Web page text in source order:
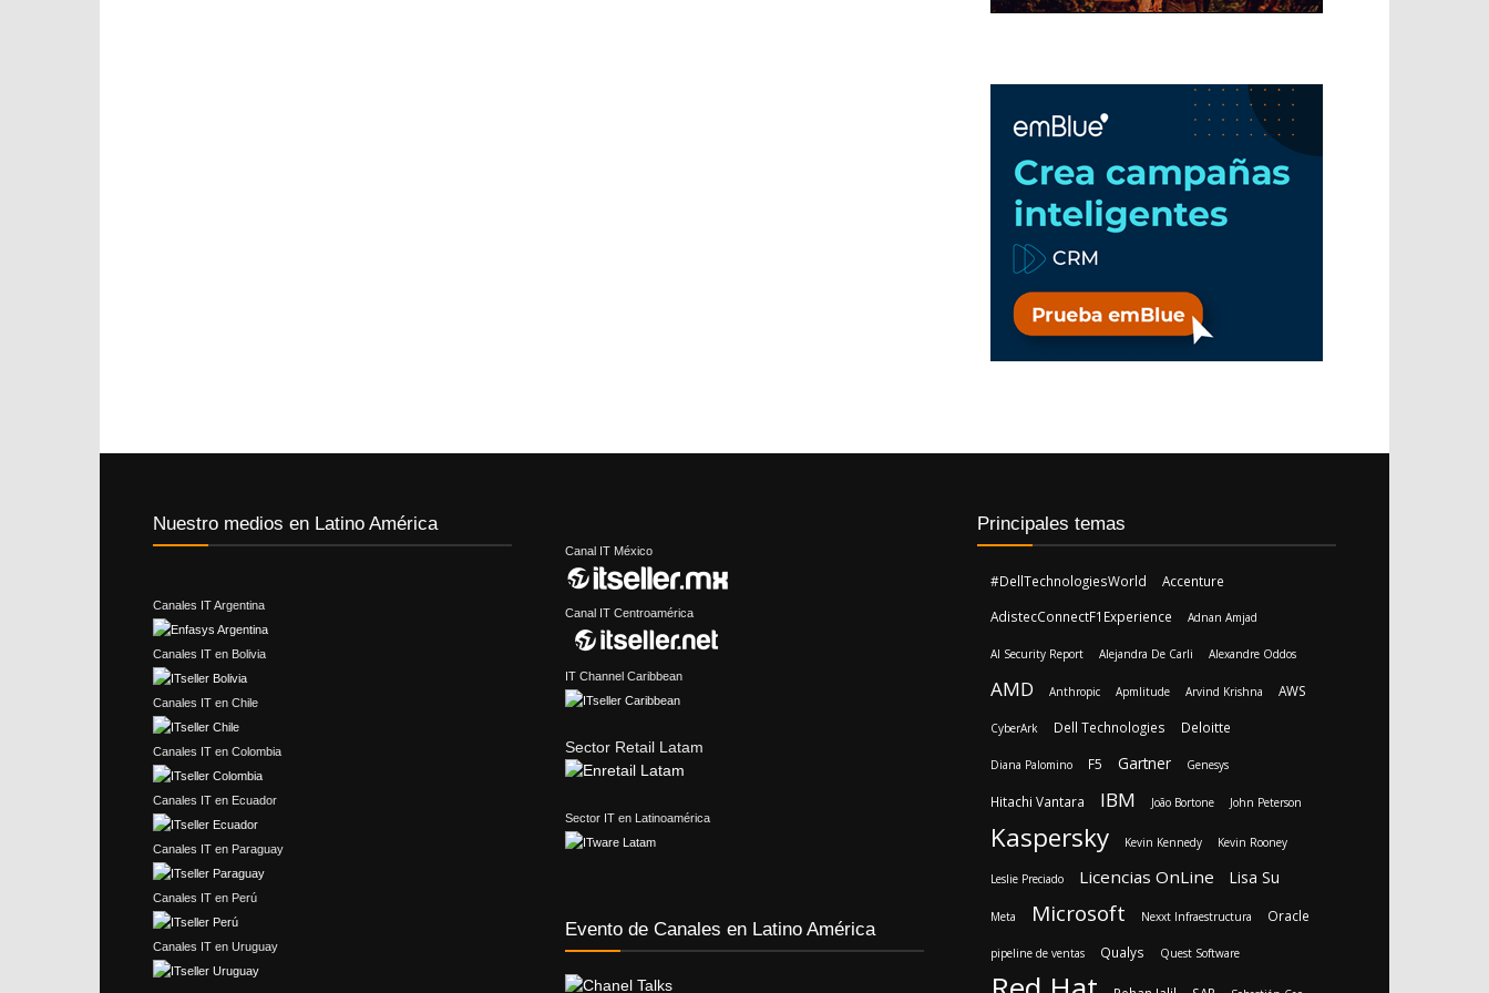
Nuestro medios en Latino América
Canales IT Argentina
Canales IT en Bolivia
Canales IT en Chile
Canales IT en Colombia
Canales IT en Ecuador
Canales IT en Paraguay
Canales IT en Perú
Canales IT en Uruguay
Canal IT México
Canal IT Centroamérica
IT Channel Caribbean
Sector Retail Latam
Sector IT en Latinoamérica
Evento de Canales en Latino América
Principales temas
#DellTechnologiesWorld
Accenture
AdistecConnectF1Experience
Adnan Amjad
AI Security Report Alejandra De Carli Alexandre Oddos
AMD Anthropic Apmlitude Arvind Krishna AWS
CyberArk Dell Technologies Deloitte
Diana Palomino F5 Gartner Genesys
Hitachi Vantara IBM João Bortone John Peterson
Kaspersky Kevin Kennedy Kevin Rooney
Leslie Preciado Licencias OnLine Lisa Su
Meta Microsoft Nexxt Infraestructura Oracle
pipeline de ventas Qualys Quest Software